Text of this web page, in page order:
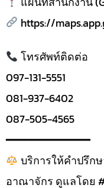
https://
โทรศัพท์ติดต่อ
097-131-5551
081-937-6402
087-505-4565
━━━━━━━━━━━━━
บริการให้คำปรึก
อาณาจักร ดูแลโดย